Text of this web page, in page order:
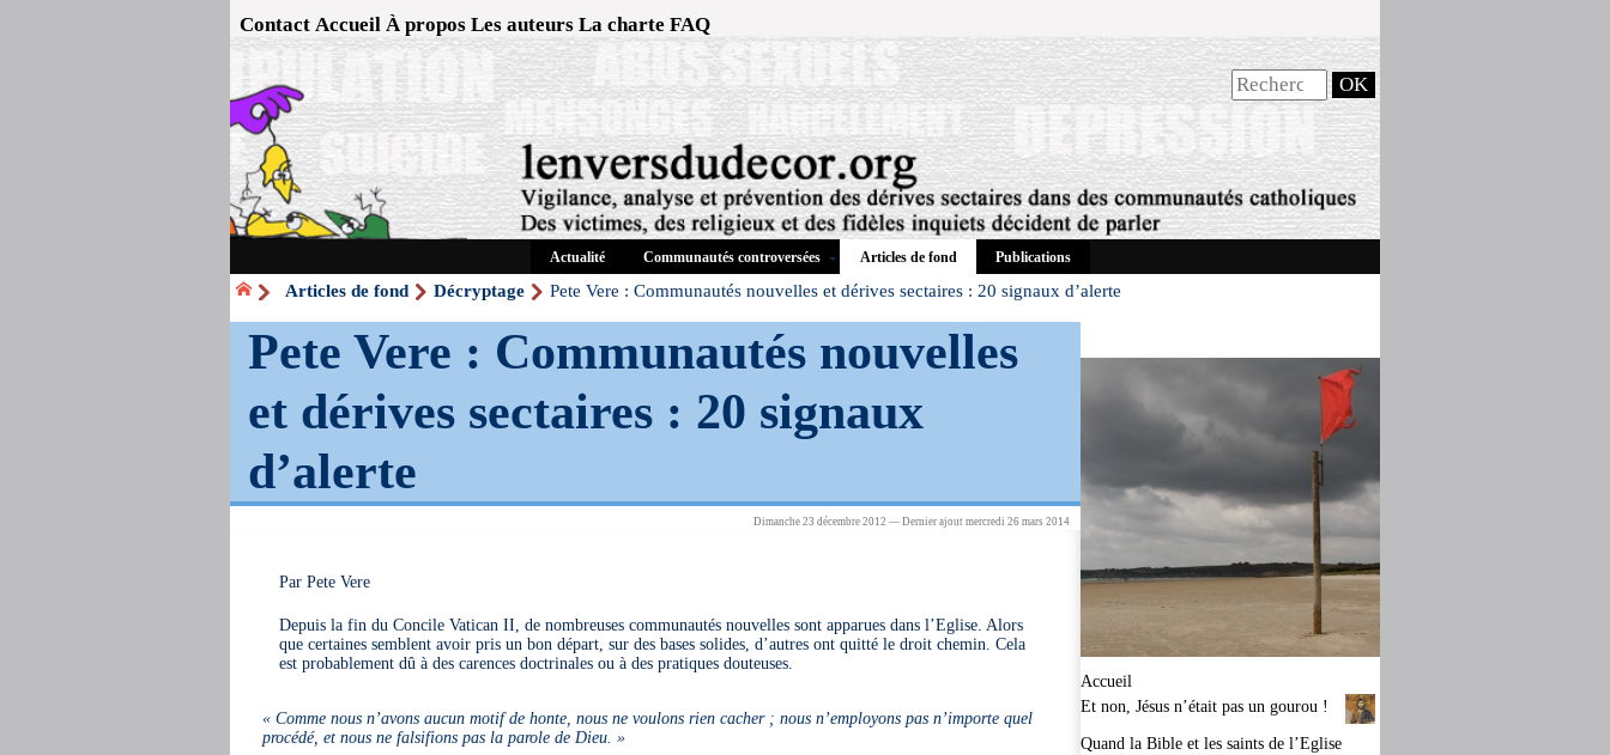
Contact Accueil À propos Les auteurs La charte FAQ
Actualité Communautés controversées Articles de fond Publications
Articles de fond Décryptage Pete Vere : Communautés nouvelles et dérives sectaires : 20 signaux d’alerte
Pete Vere : Communautés nouvelles
et dérives sectaires : 20 signaux
d’alerte
Dimanche 23 décembre 2012 — Dernier ajout mercredi 26 mars 2014
Par Pete Vere
Depuis la fin du Concile Vatican II, de nombreuses communautés nouvelles sont apparues dans l’Eglise. Alors
que certaines semblent avoir pris un bon départ, sur des bases solides, d’autres ont quitté le droit chemin. Cela
est probablement dû à des carences doctrinales ou à des pratiques douteuses.
« Comme nous n’avons aucun motif de honte, nous ne voulons rien cacher ; nous n’employons pas n’importe quel
procédé, et nous ne falsifions pas la parole de Dieu. »
Accueil
Et non, Jésus n’était pas un gourou !
Quand la Bible et les saints de l’Eglise